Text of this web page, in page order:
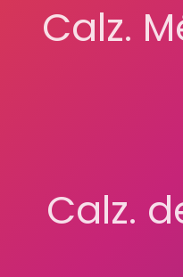
Calz.
Calz.